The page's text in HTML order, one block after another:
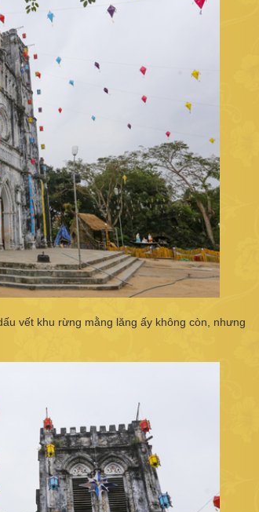
vết khu rừng mằng lăng ấy không còn, nhưng